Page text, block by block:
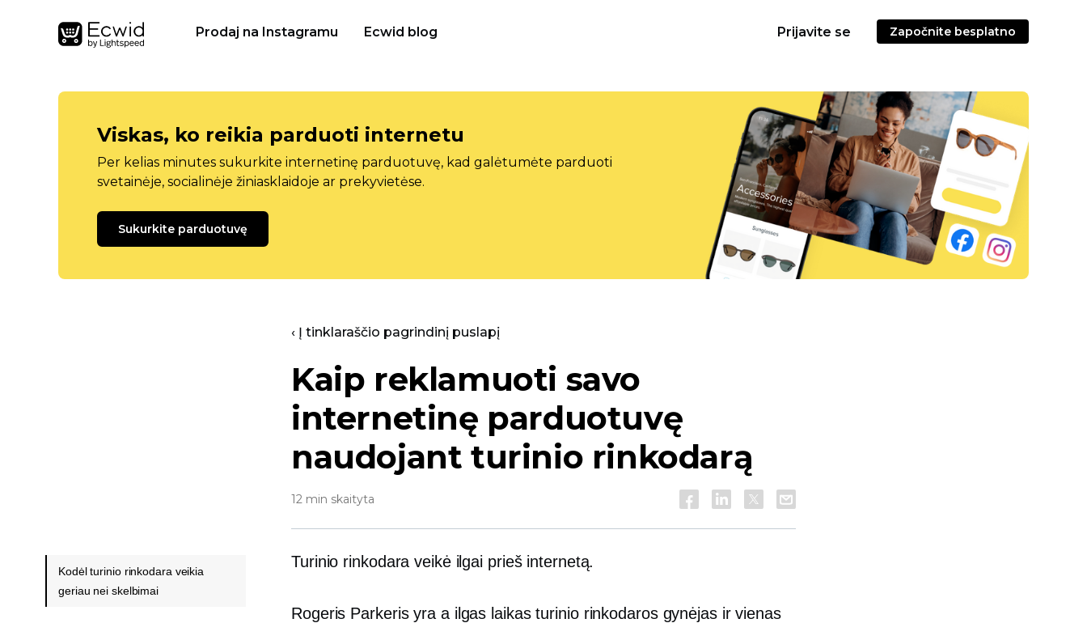
Prodaj na Instagramu Ecwid blog Prijavite se Započnite besplatno
Viskas, ko reikia parduoti internetu
Per kelias minutes sukurkite internetinę parduotuvę, kad galėtumėte parduoti
svetainėje, socialinėje žiniasklaidoje ar prekyvietėse.
Sukurkite parduotuvę
‹ Į tinklaraščio pagrindinį puslapį
Kaip reklamuoti savo
internetinę parduotuvę
naudojant turinio rinkodarą
12 min skaityta
Turinio rinkodara veikė ilgai prieš internetą.
Rogeris Parkeris yra a ilgas laikasturinio rinkodaros gynėjas ir vienas
Kodėl turinio rinkodara veikia
geriau nei skelbimai